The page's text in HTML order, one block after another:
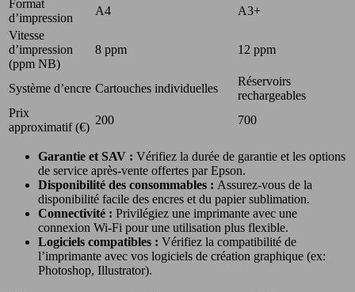
Format
d’impression
A4
A3+
Vitesse
d’impression
(ppm NB)
8 ppm 12 ppm
Système d’encre Cartouches individuelles
Réservoirs
rechargeables
Prix
approximatif (€)
200 700
Garantie et SAV : Vérifiez la durée de garantie et les options
de service après-vente offertes par Epson.
Disponibilité des consommables : Assurez-vous de la
disponibilité facile des encres et du papier sublimation.
Connectivité : Privilégiez une imprimante avec une
connexion Wi-Fi pour une utilisation plus flexible.
Logiciels compatibles : Vérifiez la compatibilité de
l’imprimante avec vos logiciels de création graphique (ex:
Photoshop, Illustrator).